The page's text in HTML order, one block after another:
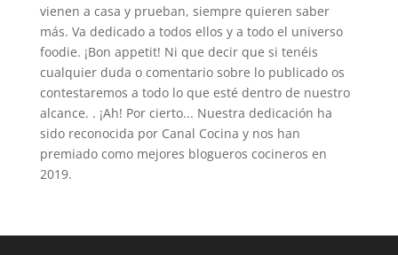
vienen a casa y prueban, siempre quieren saber
más. Va dedicado a todos ellos y a todo el universo
foodie. ¡Bon appetit! Ni que decir que si tenéis
cualquier duda o comentario sobre lo publicado os
contestaremos a todo lo que esté dentro de nuestro
alcance. . ¡Ah! Por cierto... Nuestra dedicación ha
sido reconocida por Canal Cocina y nos han
premiado como mejores blogueros cocineros en
2019.